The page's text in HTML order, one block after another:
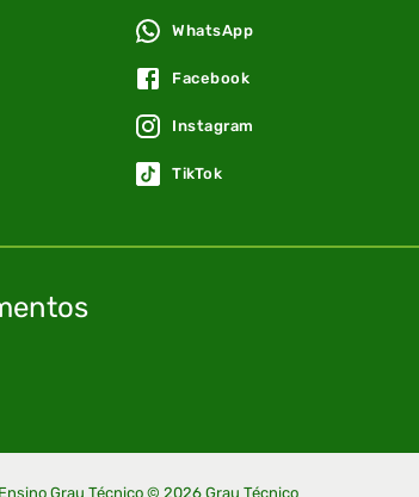
WhatsApp
Facebook
Instagram
TikTok
Grau Técnico © 2026 Grau Técnico